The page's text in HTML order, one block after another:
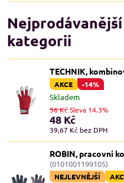
kategorii
TECHNIK,
AKCE -14%
Skladem
48 Kč
39,67 Kč bez DPH
56 KčSleva 14.3%
ROBIN, pracovní
(0101001199105)
NEJLEVNĚJŠÍ